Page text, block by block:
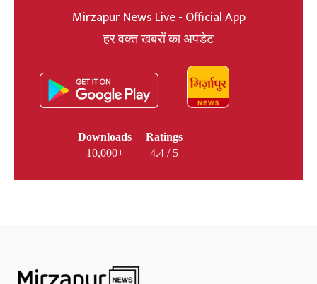
Mirzapur News Live - Official App
हर वक्त खबरों का अपडेट
Downloads
10,000+
Ratings
4.4 / 5